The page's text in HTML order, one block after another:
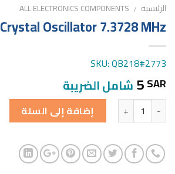
الرئيسية /
ALL ELECTRONICS COMPONENTS
Crystal Oscillator 7.3728 MHz
SKU: QB218#2773
5SAR شامل الضريبة
الكمية إضافة إلى السلة